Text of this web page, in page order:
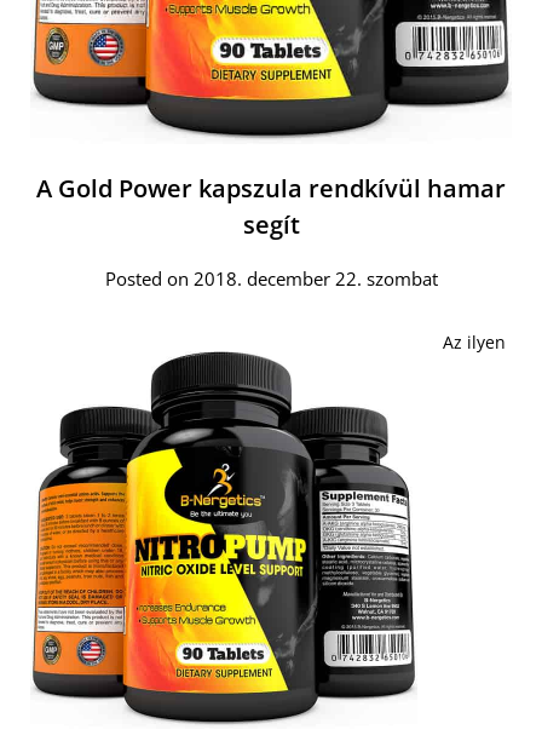
A Gold Power kapszula rendkívül hamar
segít
Posted on 2018. december 22. szombat
Az ilyen